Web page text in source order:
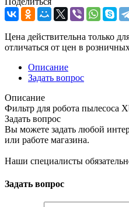
Цена действительна только
отличаться от цен в
Описание
Задать вопрос
Описание
Фильтр для робота пылесоса
Задать вопрос
Вы можете задать любой
или работе магазина.
Наши специалисты
Задать вопрос